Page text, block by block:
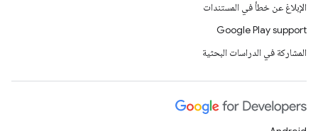
الإبلاغ عن خطأ في المستندات
Google Play support
المشاركة في الدراسات البحثية